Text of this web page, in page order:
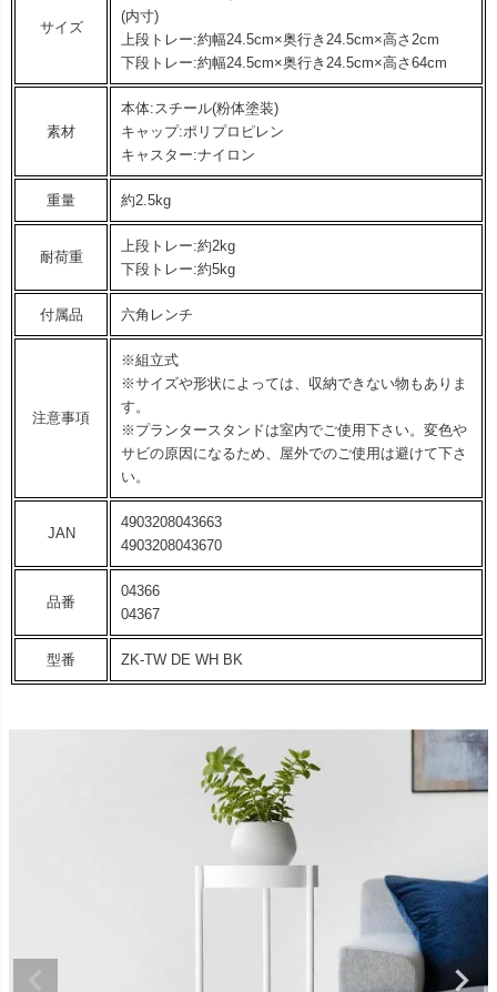
サイズ
(内寸)
上段トレー:約幅24.5cm×奥行き24.5cm×高さ2cm
下段トレー:約幅24.5cm×奥行き24.5cm×高さ64cm
素材
本体:スチール(粉体塗装)
キャップ:ポリプロピレン
キャスター:ナイロン
重量 約2.5kg
耐荷重
上段トレー:約2kg
下段トレー:約5kg
付属品 六角レンチ
注意事項
※組立式
※サイズや形状によっては、収納できない物もありま
す。
※プランタースタンドは室内でご使用下さい。変色や
サビの原因になるため、屋外でのご使用は避けて下さ
い。
JAN
4903208043663
4903208043670
品番
04366
04367
型番 ZK-TW DE WH BK